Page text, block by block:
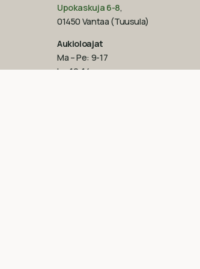
Upokaskuja 6-8,
01450 Vantaa (Tuusula)
Aukioloajat
Ma – Pe: 9-17
La: 10-14